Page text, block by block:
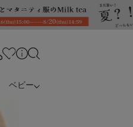
ベビー